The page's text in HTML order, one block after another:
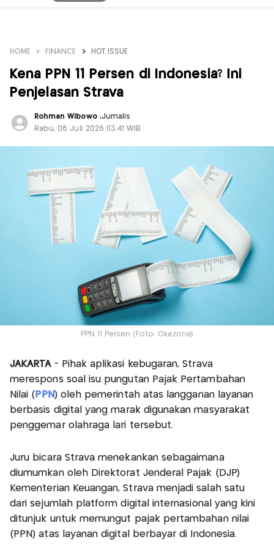
HOME FINANCE HOT ISSUE
Kena PPN 11 Persen di Indonesia? Ini
Penjelasan Strava
Rohman Wibowo ,Jurnalis
Rabu, 08 Juli 2026 |13:41 WIB
PPN 11 Persen (Foto: Okezone)
JAKARTA- Pihak aplikasi kebugaran, Strava
merespons soal isu pungutan Pajak Pertambahan
Nilai ( PPN ) oleh pemerintah atas langganan layanan
berbasis digital yang marak digunakan masyarakat
penggemar olahraga lari tersebut.
Juru bicara Strava menekankan sebagaimana
diumumkan oleh Direktorat Jenderal Pajak (DJP)
Kementerian Keuangan, Strava menjadi salah satu
dari sejumlah platform digital internasional yang kini
ditunjuk untuk memungut pajak pertambahan nilai
(PPN) atas layanan digital berbayar di Indonesia.